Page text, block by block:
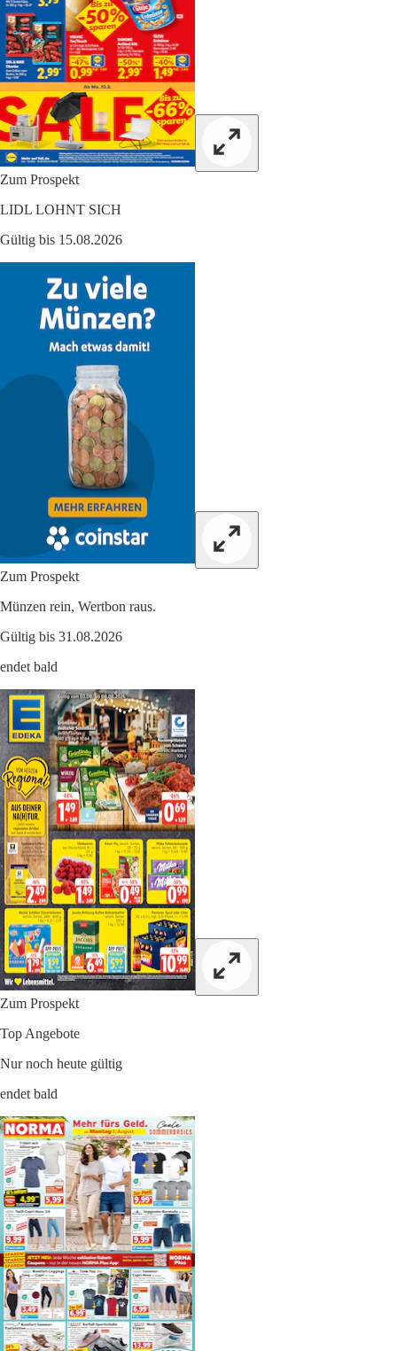
Zum Prospekt
LIDL LOHNT SICH
Gültig bis 15.08.2026
Zum Prospekt
Münzen rein, Wertbon raus.
Gültig bis 31.08.2026
endet bald
Zum Prospekt
Top Angebote
Nur noch heute gültig
endet bald